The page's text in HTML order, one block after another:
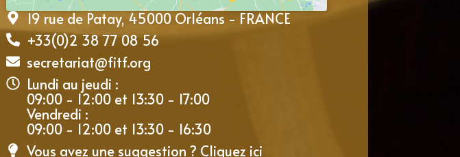
19 rue de Patay, 45000 Orléans - FRANCE
+33(0)2 38 77 08 56
secretariat@fitf.org
Lundi au jeudi :
09:00 - 12:00 et 13:30 - 17:00
Vendredi :
09:00 - 12:00 et 13:30 - 16:30
Vous avez une suggestion ? Cliquez ici